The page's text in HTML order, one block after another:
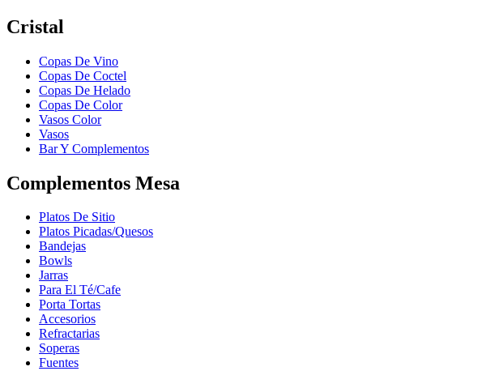
Cristal
Copas De Vino
Copas De Coctel
Copas De Helado
Copas De Color
Vasos Color
Vasos
Bar Y Complementos
Complementos Mesa
Platos De Sitio
Platos Picadas/Quesos
Bandejas
Bowls
Jarras
Para El Té/Cafe
Porta Tortas
Accesorios
Refractarias
Soperas
Fuentes